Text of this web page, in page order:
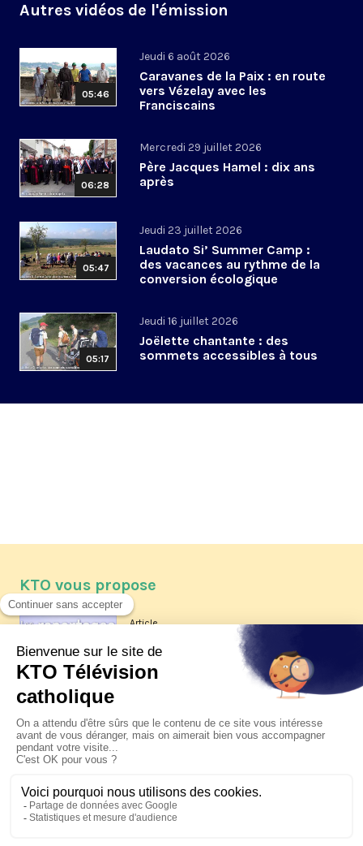
Autres vidéos de l'émission
05:46
Jeudi 6 août 2026
Caravanes de la Paix : en route
vers Vézelay avec les
Franciscains
06:28
Mercredi 29 juillet 2026
Père Jacques Hamel : dix ans
après
05:47
Jeudi 23 juillet 2026
Laudato Si’ Summer Camp :
des vacances au rythme de la
conversion écologique
05:17
Jeudi 16 juillet 2026
Joëlette chantante : des
sommets accessibles à tous
KTO vous propose
Article
Les reportages d'été 2026 de KTO
La visite pastorale du pape Léon
XIV à Assise à suivre sur KTO le
jeudi 6 août
Le pape en Uruguay, Argentine et
Pérou du 6 au 17 novembre 2026